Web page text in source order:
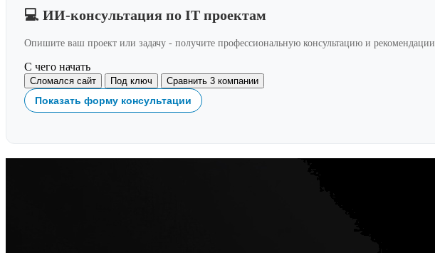
💻 ИИ-консультация по IT проектам
Опишите ваш проект или задачу - получите профессиональную консультацию и рекомендации
С чего начать
Сломался сайт Под ключ Сравнить 3 компании
Показать форму консультации